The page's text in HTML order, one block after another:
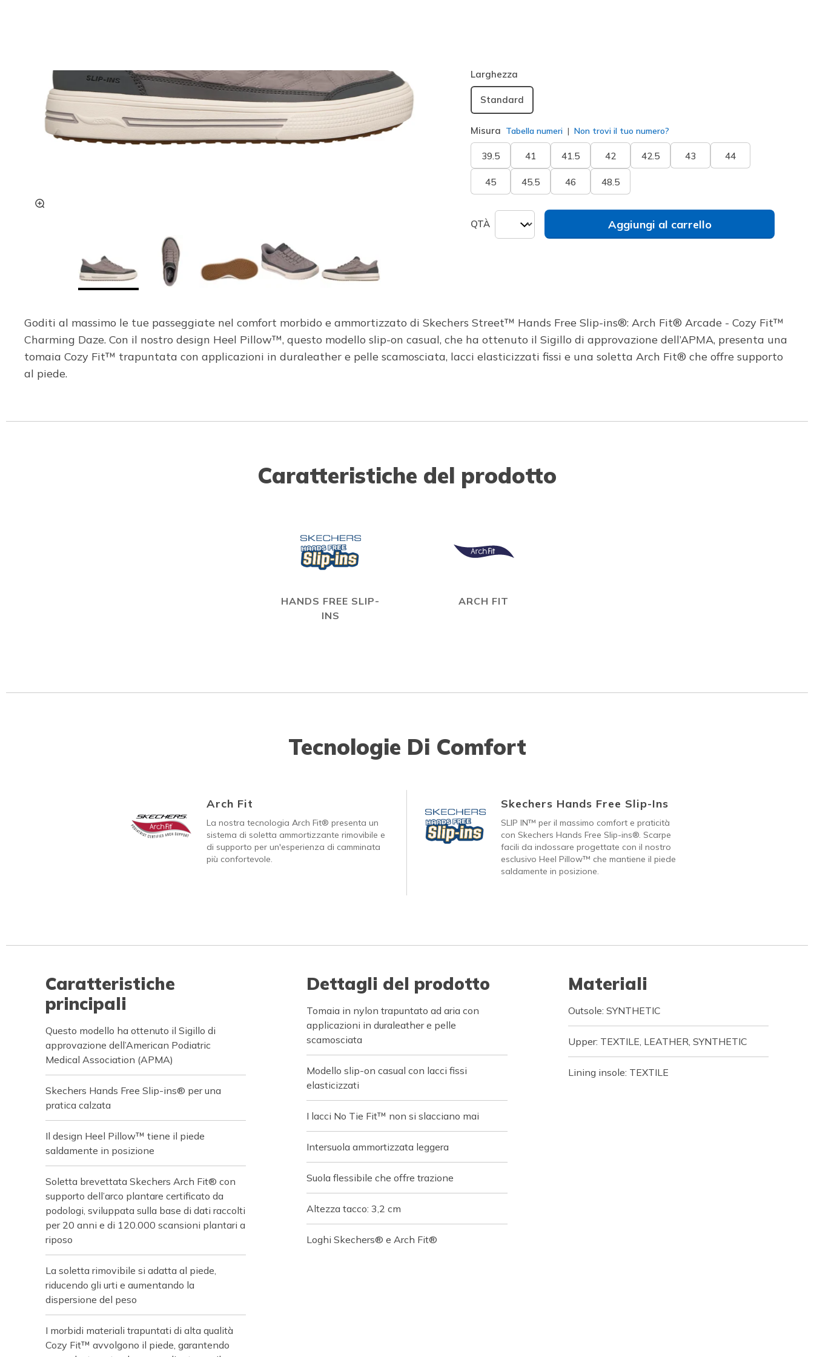
Larghezza
Standard
Misura Tabella numeri Non trovi il tuo numero?
39.5 41 41.5 42 42.5 43 44
45 45.5 46 48.5
QTÀ Aggiungi al carrello
Goditi al massimo le tue passeggiate nel comfort morbido e ammortizzato di Skechers Street™ Hands Free Slip-ins®: Arch Fit® Arcade - Cozy Fit™
Charming Daze. Con il nostro design Heel Pillow™, questo modello slip-on casual, che ha ottenuto il Sigillo di approvazione dell’APMA, presenta una
tomaia Cozy Fit™ trapuntata con applicazioni in duraleather e pelle scamosciata, lacci elasticizzati fissi e una soletta Arch Fit® che offre supporto
al piede.
Caratteristiche del prodotto
HANDS FREE SLIP-
INS
ARCH FIT
Tecnologie Di Comfort
Arch Fit
La nostra tecnologia Arch Fit® presenta un
sistema di soletta ammortizzante rimovibile e
di supporto per un'esperienza di camminata
più confortevole.
Skechers Hands Free Slip-Ins
SLIP IN™ per il massimo comfort e praticità
con Skechers Hands Free Slip-ins®. Scarpe
facili da indossare progettate con il nostro
esclusivo Heel Pillow™ che mantiene il piede
saldamente in posizione.
Caratteristiche
principali
Questo modello ha ottenuto il Sigillo di
approvazione dell’American Podiatric
Medical Association (APMA)
Skechers Hands Free Slip-ins® per una
pratica calzata
Il design Heel Pillow™ tiene il piede
saldamente in posizione
Soletta brevettata Skechers Arch Fit® con
supporto dell’arco plantare certificato da
podologi, sviluppata sulla base di dati raccolti
per 20 anni e di 120.000 scansioni plantari a
riposo
La soletta rimovibile si adatta al piede,
riducendo gli urti e aumentando la
dispersione del peso
I morbidi materiali trapuntati di alta qualità
Cozy Fit™ avvolgono il piede, garantendo
Dettagli del prodotto
Tomaia in nylon trapuntato ad aria con
applicazioni in duraleather e pelle
scamosciata
Modello slip-on casual con lacci fissi
elasticizzati
I lacci No Tie Fit™ non si slacciano mai
Intersuola ammortizzata leggera
Suola flessibile che offre trazione
Altezza tacco: 3,2 cm
Loghi Skechers® e Arch Fit®
Materiali
Outsole: SYNTHETIC
Upper: TEXTILE, LEATHER, SYNTHETIC
Lining insole: TEXTILE